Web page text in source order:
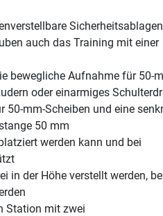
auch das Training mit einer
bewegliche Aufnahme für 50-
oder einarmiges
50-mm-Scheiben und eine
50 mm
werden kann und bei
in der Höhe verstellt werden,
Station mit zwei